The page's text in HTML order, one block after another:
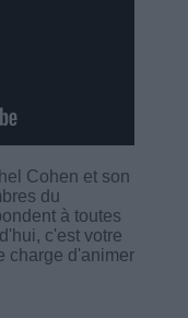
Cohen et son
du
à toutes
c'est votre
charge d'animer